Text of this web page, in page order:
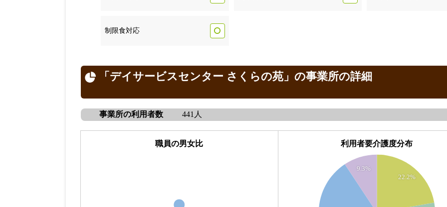
制限食対応
「デイサービスセンター さくらの苑」の事業所の詳細
事業所の利用者数 441人
職員の男女比 利用者要介護度分布
22.2%
9.3%